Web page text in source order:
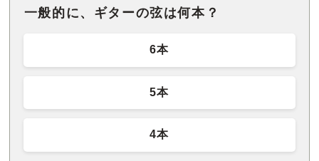
一般的に、ギターの弦は何本？
6本
5本
4本